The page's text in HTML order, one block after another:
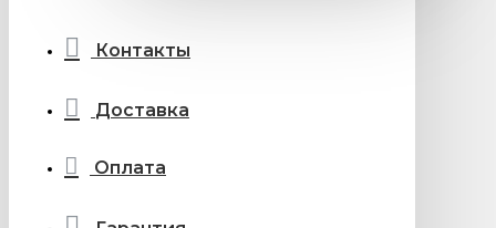
Контакты
Доставка
Оплата